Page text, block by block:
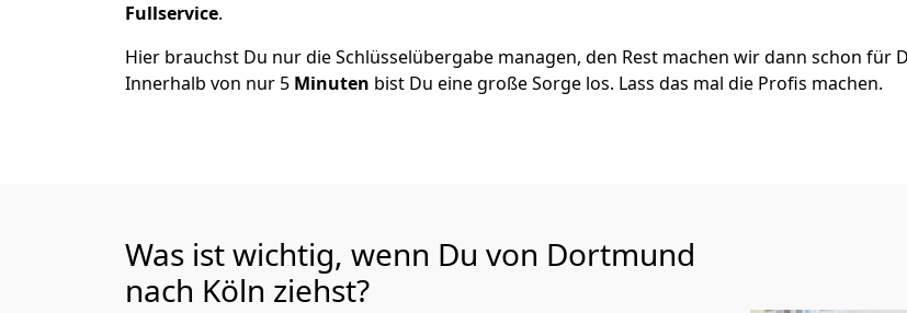
Fullservice.
Hier brauchst Du nur die Schlüsselübergabe managen, den Rest machen wir dann schon für
Innerhalb von nur 5 Minuten bist Du eine große Sorge los. Lass das mal die Profis machen.
Was ist wichtig, wenn Du von Dortmund
nach Köln ziehst?